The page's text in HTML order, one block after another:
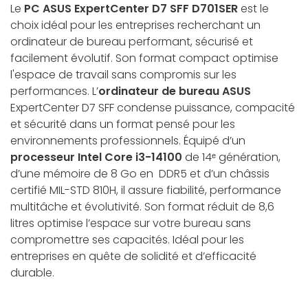
Le PC ASUS ExpertCenter D7 SFF D701SERest le
choix idéal pour les entreprises recherchant un
ordinateur de bureau performant, sécurisé et
facilement évolutif. Son format compact optimise
l'espace de travail sans compromis sur les
performances. L’ordinateur de bureau ASUS
ExpertCenter D7 SFF condense puissance, compacité
et sécurité dans un format pensé pour les
environnements professionnels. Équipé d’un
processeur Intel Core i3-14100 de 14ᵉ génération,
d’une mémoire de 8 Go en DDR5 et d’un châssis
certifié MIL-STD 810H, il assure fiabilité, performance
multitâche et évolutivité. Son format réduit de 8,6
litres optimise l’espace sur votre bureau sans
compromettre ses capacités. Idéal pour les
entreprises en quête de solidité et d’efficacité
durable.